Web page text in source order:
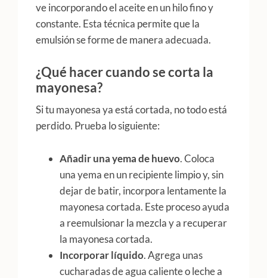
ve incorporando el aceite en un hilo fino y
constante. Esta técnica permite que la
emulsión se forme de manera adecuada.
¿Qué hacer cuando se corta la
mayonesa?
Si tu mayonesa ya está cortada, no todo está
perdido. Prueba lo siguiente:
Añadir una yema de huevo. Coloca
una yema en un recipiente limpio y, sin
dejar de batir, incorpora lentamente la
mayonesa cortada. Este proceso ayuda
a reemulsionar la mezcla y a recuperar
la mayonesa cortada.
Incorporar líquido. Agrega unas
cucharadas de agua caliente o leche a